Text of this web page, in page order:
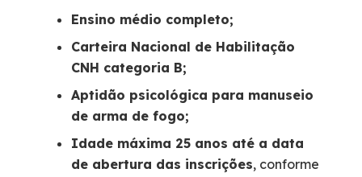
Ensino médio completo;
Carteira Nacional de Habilitação
CNH categoria B;
Aptidão psicológica para manuseio
de arma de fogo;
Idade máxima 25 anos até a data
de abertura das inscrições, conforme